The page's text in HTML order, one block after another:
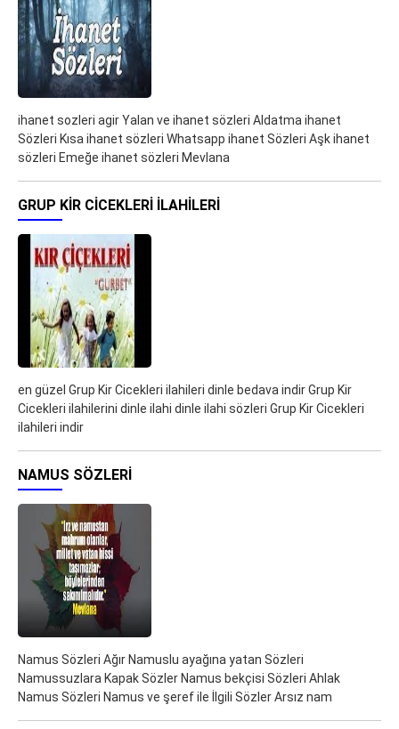
ihanet sozleri agir Yalan ve ihanet sözleri Aldatma ihanet
Sözleri Kısa ihanet sözleri Whatsapp ihanet Sözleri Aşk ihanet
sözleri Emeğe ihanet sözleri Mevlana
GRUP KIR CICEKLERI ILAHILERI
en güzel Grup Kir Cicekleri ilahileri dinle bedava indir Grup Kir
Cicekleri ilahilerini dinle ilahi dinle ilahi sözleri Grup Kir Cicekleri
ilahileri indir
NAMUS SÖZLERI
Namus Sözleri Ağır Namuslu ayağına yatan Sözleri
Namussuzlara Kapak Sözler Namus bekçisi Sözleri Ahlak
Namus Sözleri Namus ve şeref ile İlgili Sözler Arsız nam